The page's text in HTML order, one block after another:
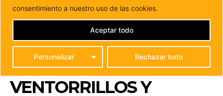
consentimiento a nuestro uso de las cookies.
Personalizar Rechazar todo
Aceptar todo
EL PLAZO DE
SUBSANACIÓN DE
DOCUMENTACIÓN PARA
LA INSTALACIÓN DE
VENTORRILLOS Y